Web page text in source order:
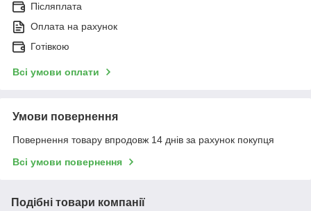
Післяплата
Оплата на рахунок
Готівкою
Всі умови оплати
Умови повернення
Повернення товару впродовж 14 днів за рахунок покупця
Всі умови повернення
Подібні товари компанії